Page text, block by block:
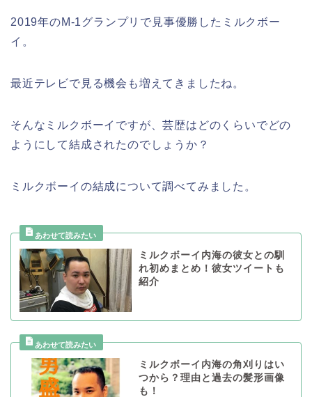
2019年のM-1グランプリで見事優勝したミルクボー
イ。
最近テレビで見る機会も増えてきましたね。
そんなミルクボーイですが、芸歴はどのくらいでどの
ようにして結成されたのでしょうか？
ミルクボーイの結成について調べてみました。
ミルクボーイ内海の彼女との馴
れ初めまとめ！彼女ツイートも
紹介
ミルクボーイ内海の角刈りはい
つから？理由と過去の髪形画像
も！